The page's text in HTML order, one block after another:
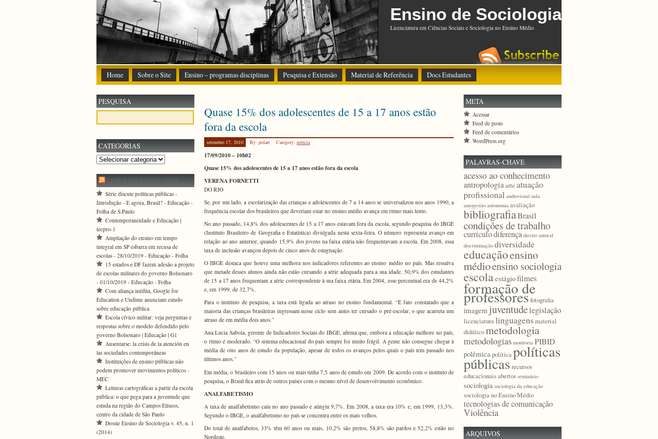
Ensino de Sociologia
Licenciatura em Ciências Sociais e Sociologia no Ensino Médio
Home Sobre o Site Ensino – programas disciplinas Pesquisa e Extensão Material de Referência Docs Estudantes
Quase 15% dos adolescentes de 15 a 17 anos estão
fora da escola
setembro 17, 2010 By: polart Category: notícia
17/09/2010– 10h02
Quase 15% dos adolescentes de 15 a 17 anos estão fora da escola
VERENA FORNETTI
DO RIO
Se, por um lado, a escolarização das crianças e adolescentes de 7 a 14 anos se universalizou nos anos 1990, a
frequência escolar dos brasileiros que deveriam estar no ensino médio avança em ritmo mais lento.
No ano passado, 14,8% dos adolescentes de 15 a 17 anos estavam fora da escola, segundo pesquisa do IBGE
(Instituto Brasileiro de Geografia e Estatística) divulgada nesta sexta-feira. O número representa avanço em
relação ao ano anterior, quando 15,9% dos jovens na faixa etária não frequentavam a escola. Em 2008, essa
taxa de inclusão avançou depois de cinco anos de estagnação.
O IBGE destaca que houve uma melhora nos indicadores referentes ao ensino médio no país. Mas ressalva
que metade desses alunos ainda não estão cursando a série adequada para a sua idade. 50,9% dos estudantes
de 15 a 17 anos frequentam a série correspondente à sua faixa etária. Em 2004, esse percentual era de 44,2%
e, em 1999, de 32,7%.
Para o instituto de pesquisa, a taxa está ligada ao atraso no ensino fundamental. “É fato constatado que a
maioria das crianças brasileiras ingressam nesse ciclo sem antes ter cursado o pré-escolar, o que acarreta um
atraso de em média dois anos.”
Ana Lucia Saboia, gerente de Indicadores Sociais do IBGE, afirma que, embora a educação melhore no país,
o ritmo é moderado. “O sistema educacional do país sempre foi muito frágil. A gente não consegue chegar à
média de oito anos de estudo da população, apesar de todos os avanços pelos quais o país tem passado nos
últimos anos.”
Em média, o brasileiro com 15 anos ou mais tinha 7,5 anos de estudo em 2009. De acordo com o instituto de
pesquisa, o Brasil fica atrás de outros países com o mesmo nível de desenvolvimento econômico.
ANALFABETISMO
A taxa de analfabetismo caiu no ano passado e atingiu 9,7%. Em 2008, a taxa era 10% e, em 1999, 13,3%.
Segundo o IBGE, o analfabetismo no país se concentra entre os mais velhos.
Do total de analfabetos, 33% têm 60 anos ou mais, 10,2% são pretos, 58,8% são pardos e 52,2% estão no
Nordeste.
PESQUISA
CATEGORIAS
Categorias
LINKS SELECIONADOS
Série discute políticas públicas -
Introdução - E agora, Brasil? - Educação -
Folha de S.Paulo
Contemporaneidade e Educação |
iecpro-1
Ampliação do ensino em tempo
integral em SP esbarra em recusa de
escolas - 28/10/2019 - Educação - Folha
15 estados e DF fazem adesão a projeto
de escolas militares do governo Bolsonaro
- 01/10/2019 - Educação - Folha
Com aliança inédita, Google for
Education e Undime anunciam estudo
sobre educação pública
Escola cívico-militar: veja perguntas e
respostas sobre o modelo defendido pelo
governo Bolsonaro | Educação | G1
Ausentarse: la crisis de la atención en
las sociedades contemporáneas
Instituições de ensino públicas não
podem promover movimentos políticos -
MEC
Leituras cartográficas a partir da escola
pública: o que pega para a juventude que
estuda na região do Campos Elíseos,
centro da cidade de São Paulo
Dossie Ensino de Sociologia v. 45, n. 1
(2014)
META
Acessar
Feed de posts
Feed de comentários
WordPress.org
PALAVRAS-CHAVE
acesso ao conhecimento
antropologiaarte atuação
profissional audiovisual aula
autogestão autonomia avaliação
bibliografiaBrasil
condições de trabalho
currículodiferença direito autoral
discriminação diversidade
educaçãoensino
médioensino sociologia
escolaestágiofilmes
formação de
professoresfotografia
imagem juventudelegislação
licenciaturalinguagens material
didáticometodologia
metodologias monitoria PIBID
polêmicapolíticapolíticas
públicas recursos
educacionais abertos seminário
sociologia sociologia da educação
sociologia no Ensino Médio
tecnologias de comunicação
Violência
ARQUIVOS